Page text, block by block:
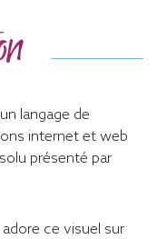
langage de
internet et web
présenté par
ce visuel sur